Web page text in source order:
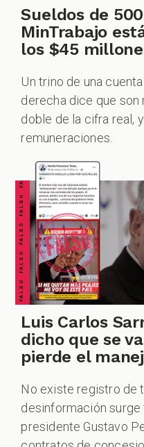
Sueldos de
MinTrabajo
los $45
Un trino de una
derecha dice que
doble de la cifra real,
remuneraciones.
FALSO FALSO FALSO FALSO FALSO FALSO FALSO
Luis Carlos
dicho que se
pierde el
No existe registro de
desinformación surge
presidente Gustavo